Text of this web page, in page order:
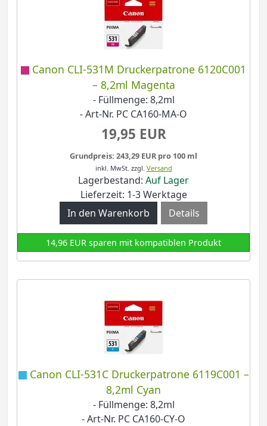
Canon CLI-531M Druckerpatrone 6120C001
– 8,2ml Magenta
- Füllmenge: 8,2ml
- Art-Nr. PC CA160-MA-O
19,95 EUR
Grundpreis: 243,29 EUR pro 100 ml
inkl. MwSt. zzgl. Versand
Lagerbestand: Auf Lager
Lieferzeit: 1-3 Werktage
Details
14,96 EUR sparen mit kompatiblen Produkt
Canon CLI-531C Druckerpatrone 6119C001 –
8,2ml Cyan
- Füllmenge: 8,2ml
- Art-Nr. PC CA160-CY-O